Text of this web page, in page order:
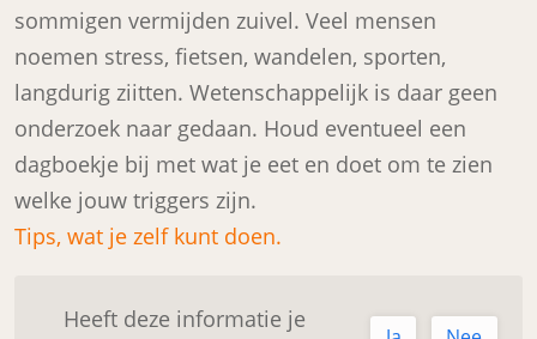
sommigen vermijden zuivel. Veel mensen
noemen stress, fietsen, wandelen, sporten,
langdurig ziitten. Wetenschappelijk is daar geen
onderzoek naar gedaan. Houd eventueel een
dagboekje bij met wat je eet en doet om te zien
welke jouw triggers zijn.
Tips, wat je zelf kunt doen.
Heeft deze informatie je